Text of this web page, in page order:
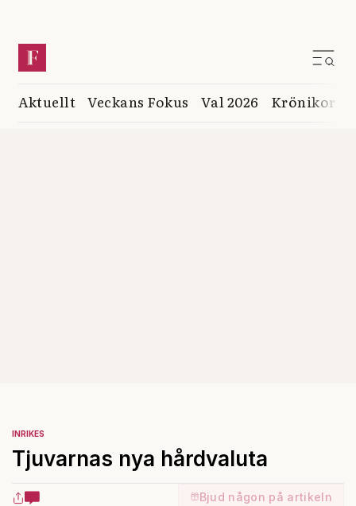
Aktuellt Veckans Fokus Val 2026 Krönikor
INRIKES
Tjuvarnas nya hårdvaluta
Bjud någon på artikeln